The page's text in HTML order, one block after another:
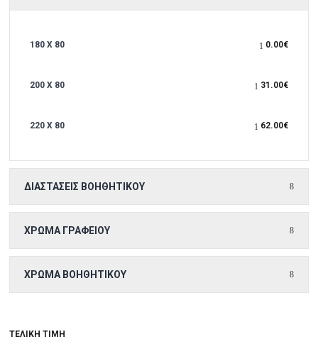
180 X 80 0.00€
200 X 80 31.00€
220 X 80 62.00€
ΔΙΑΣΤΆΣΕΙΣ ΒΟΗΘΗΤΙΚΟΎ
ΧΡΏΜΑ ΓΡΑΦΕΊΟΥ
ΧΡΏΜΑ ΒΟΗΘΗΤΙΚΟΎ
ΤΕΛΙΚΗ ΤΙΜΗ